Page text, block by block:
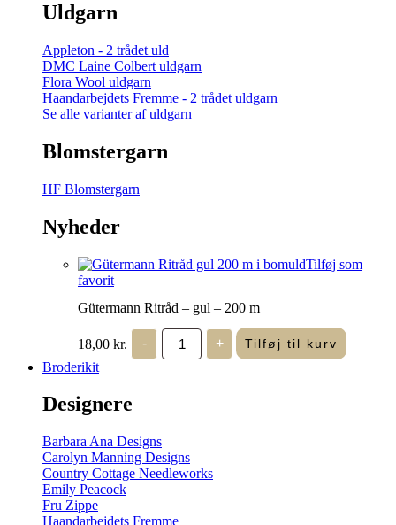
Uldgarn
Appleton - 2 trådet uld
DMC Laine Colbert uldgarn
Flora Wool uldgarn
Haandarbejdets Fremme - 2 trådet uldgarn
Se alle varianter af uldgarn
Blomstergarn
HF Blomstergarn
Nyheder
Tilføj som
favorit
Gütermann Ritråd – gul – 200 m
18,00 kr. -
Gütermann
Ritråd
-
+ Tilføj til kurv
Broderikit
Designere
Barbara Ana Designs
Carolyn Manning Designs
Country Cottage Needleworks
Emily Peacock
Fru Zippe
Haandarbejdets Fremme